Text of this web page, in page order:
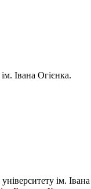
Івана Огієнка.
ім.